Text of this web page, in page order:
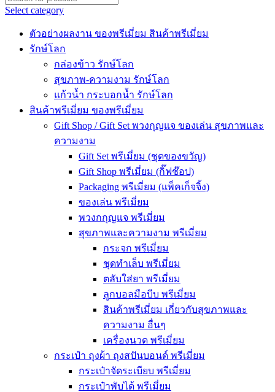
Select category
ตัวอย่างผลงาน ของพรีเมี่ยม สินค้าพรีเมี่ยม
รักษ์โลก
กล่องข้าว รักษ์โลก
สุขภาพ-ความงาม รักษ์โลก
แก้วน้ำ กระบอกน้ำ รักษ์โลก
สินค้าพรีเมี่ยม ของพรีเมี่ยม
Gift Shop / Gift Set พวงกุญแจ ของเล่น สุขภาพและ
ความงาม
Gift Set พรีเมี่ยม (ชุดของขวัญ)
Gift Shop พรีเมี่ยม (กิ๊ฟช๊อป)
Packaging พรีเมี่ยม (แพ็คเก็จจิ้ง)
ของเล่น พรีเมี่ยม
พวงกกุญแจ พรีเมี่ยม
สุขภาพและความงาม พรีเมี่ยม
กระจก พรีเมี่ยม
ชุดทำเล็บ พรีเมี่ยม
ตลับใส่ยา พรีเมี่ยม
ลูกบอลมือบีบ พรีเมี่ยม
สินค้าพรีเมี่ยม เกี่ยวกับสุขภาพและ
ความงาม อื่นๆ
เครื่องนวด พรีเมี่ยม
กระเป๋า ถุงผ้า ถุงสปันบอนด์ พรีเมี่ยม
กระเป๋าจัดระเบียบ พรีเมี่ยม
กระเป๋าพับได้ พรีเมี่ยม